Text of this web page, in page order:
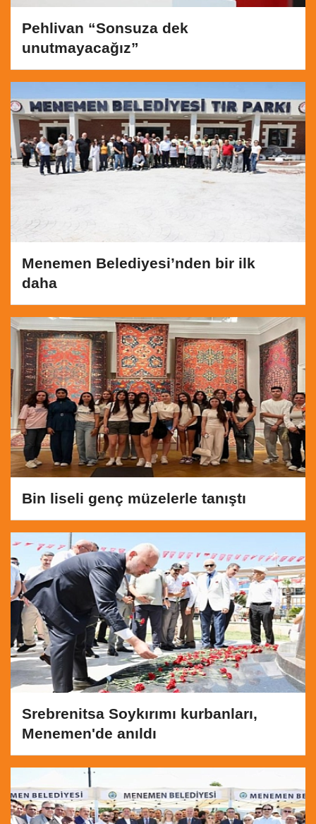
Pehlivan “Sonsuza dek
unutmayacağız”
Menemen Belediyesi’nden bir ilk
daha
Bin liseli genç müzelerle tanıştı
Srebrenitsa Soykırımı kurbanları,
Menemen'de anıldı